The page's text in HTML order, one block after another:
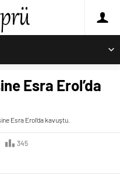
Esra Erol’da
Esra Erol’da kavuştu.
345